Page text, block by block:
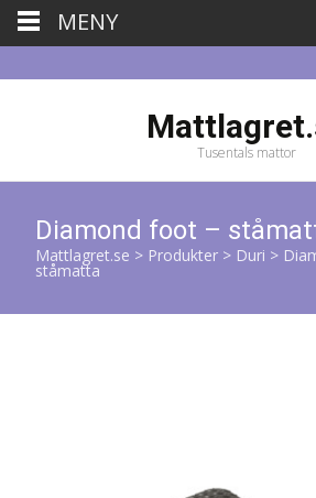
Tusentals mattor
Diamond foot –
Mattlagret.se > Produkter > Duri >
ståmatta
MENY